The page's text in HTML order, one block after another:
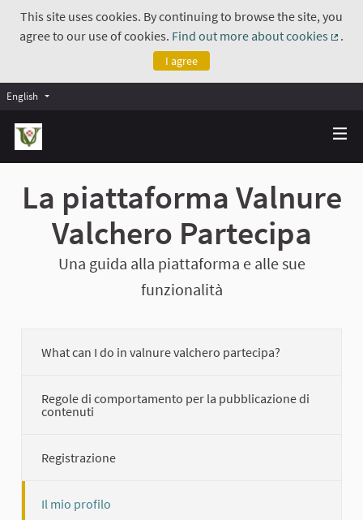
This site uses cookies. By continuing to browse the site, you
agree to our use of cookies. Find out more about cookies
.
I agree
English
La piattaforma Valnure
Valchero Partecipa
Una guida alla piattaforma e alle sue
funzionalità
What can I do in valnure valchero partecipa?
Regole di comportamento per la pubblicazione di
contenuti
Registrazione
Il mio profilo